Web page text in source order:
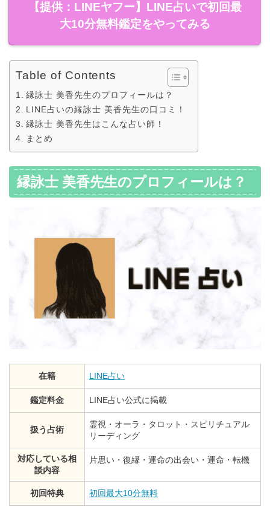
【提供：LINEヤフー】LINE占いで初回最
大10分無料鑑定をやってみる
Table of Contents
縁詠士 美香先生のプロフィールは？
LINE占いの縁詠士 美香先生の口コミ！
縁詠士 美香先生はこんな占い師！
まとめ
縁詠士 美香先生のプロフィールは？
在籍 LINE占い
鑑定料金 LINE占い公式に掲載
扱う占術
霊視・オーラ・タロット・スピリチュアル
リーディング
対応している相
談内容
片思い・復縁・運命の出会い・運命・転機
初回特典 初回最大10分無料